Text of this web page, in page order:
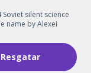
silent science
name by Alexei
Resgatar